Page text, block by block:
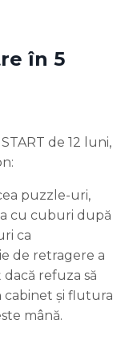
în 5
de 12 luni,
puzzle-uri,
cu cuburi după
ca
de retragere a
refuza să
cabinet și flutura
mână.